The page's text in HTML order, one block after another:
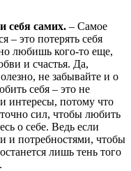
себя самих. – Самое
– это потерять себя
любишь кого-то еще,
и счастья. Да,
не забывайте и о
себя – это не
интересы, потому что
сил, чтобы любить
о себе. Ведь если
и потребностями, чтобы
лишь тень того